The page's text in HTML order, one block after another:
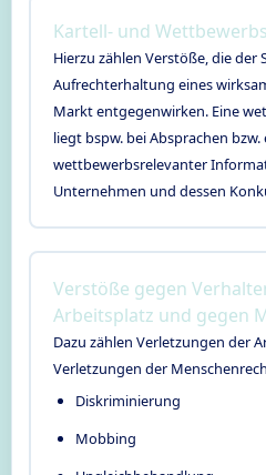
Kartell- und
Hierzu zählen Verstöße, die der
Aufrechterhaltung eines
Markt entgegenwirken. Eine
liegt bspw. bei Absprachen
wettbewerbsrelevanter
Unternehmen und dessen
Verstöße gegen
Arbeitsplatz und gegen
Dazu zählen Verletzungen der
Verletzungen der
Diskriminierung
Mobbing